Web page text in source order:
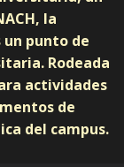
la
punto de
Rodeada
actividades
de
del campus.